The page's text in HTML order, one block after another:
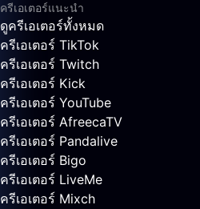
ครีเอเตอร์แนะนำ
ดูครีเอเตอร์ทั้งหมด
ครีเอเตอร์ TikTok
ครีเอเตอร์ Twitch
ครีเอเตอร์ Kick
ครีเอเตอร์ YouTube
ครีเอเตอร์ AfreecaTV
ครีเอเตอร์ Pandalive
ครีเอเตอร์ Bigo
ครีเอเตอร์ LiveMe
ครีเอเตอร์ Mixch